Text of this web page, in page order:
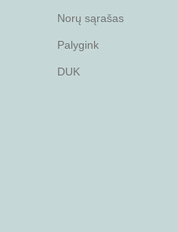
Norų sąrašas
Palygink
DUK